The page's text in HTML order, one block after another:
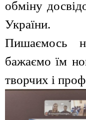
обміну
України.
Пишаємось
бажаємо їм
творчих і